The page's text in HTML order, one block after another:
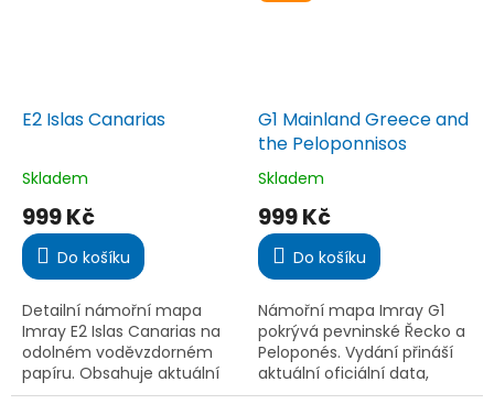
E2 Islas Canarias
Průměrné
hodnocení
produktu
je
5,0
5
hvězdiček.
Skladem
999 Kč
Do košíku
Detailní námořní mapa
Imray E2 Islas Canarias na
odolném voděvzdorném
papíru. Obsahuje aktuální
přístavy, mariny a plánky
G1 Mainland Greece and
the Peloponnisos
Průměrné
hodnocení
produktu
je
5,0
5
hvězdiček.
Skladem
999 Kč
Do košíku
Námořní mapa Imray G1
pokrývá pevninské Řecko a
Peloponés. Vydání přináší
aktuální oficiální data,
detailní plány přístavů,